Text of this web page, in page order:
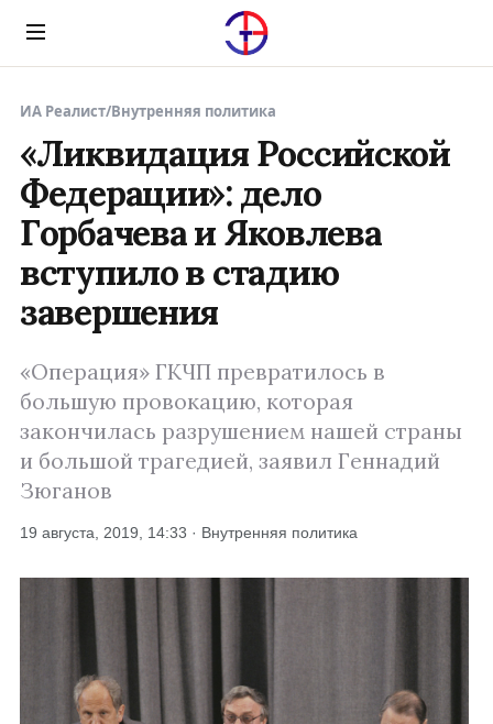
Menu
ИА Реалист/Внутренняя политика
«Ликвидация Российской
Федерации»: дело
Горбачева и Яковлева
вступило в стадию
завершения
«Операция» ГКЧП превратилось в
большую провокацию, которая
закончилась разрушением нашей страны
и большой трагедией, заявил Геннадий
Зюганов
19 августа, 2019, 14:33 · Внутренняя политика